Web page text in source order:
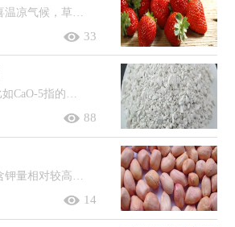
33
CaO指的是氧化钙，比如CaO-5指的就是氧化钙（或钙元素）的含量为5%。氧化钙是一种无机化合物，俗名为生石灰，其物理性状是白色的粉末，不纯者...
88
花生的含钾量不高。含钾量相对较高的食物有：玉米、韭菜、黄豆芽、莴苣、鲤鱼、鲢鱼、黄鳝、瘦猪肉、羊肉、牛肉、猪腰、红枣、香蕉...
14